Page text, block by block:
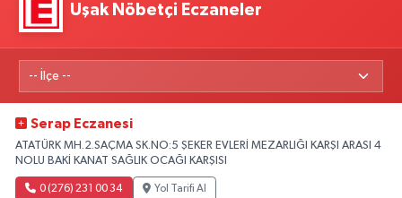
Uşak Nöbetçi Eczaneler
Serap Eczanesi
ATATÜRK MH.2.SAÇMA SK.NO:5 ŞEKER EVLERİ MEZARLIĞI KARŞI ARASI 4
NOLU BAKİ KANAT SAĞLIK OCAĞI KARŞISI
0 (276) 231 00 34 Yol Tarifi Al